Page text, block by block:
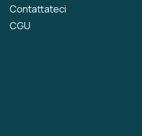
Contattateci
CGU